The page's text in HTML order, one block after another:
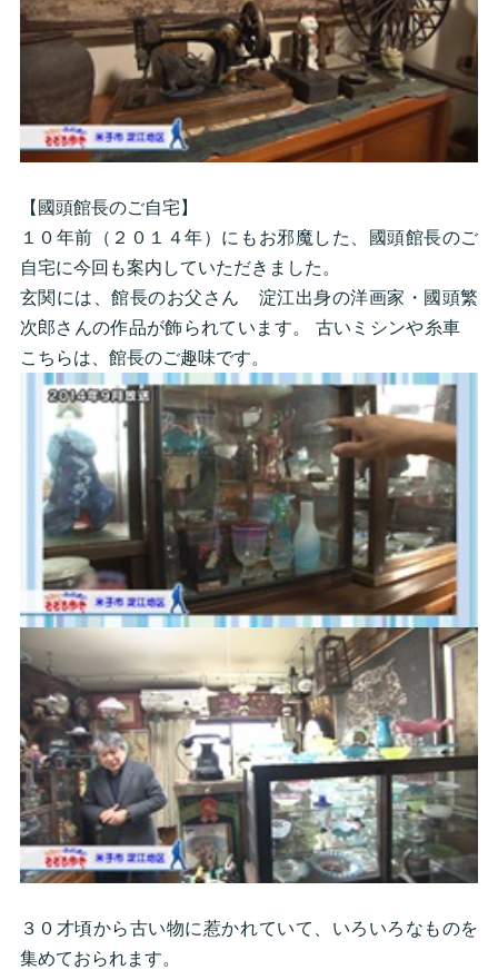
【國頭館長のご自宅】
１０年前（２０１４年）にもお邪魔した、國頭館長のご
自宅に今回も案内していただきました。
玄関には、館長のお父さん 淀江出身の洋画家・國頭繁
次郎さんの作品が飾られています。 古いミシンや糸車
こちらは、館長のご趣味です。
３０才頃から古い物に惹かれていて、いろいろなものを
集めておられます。